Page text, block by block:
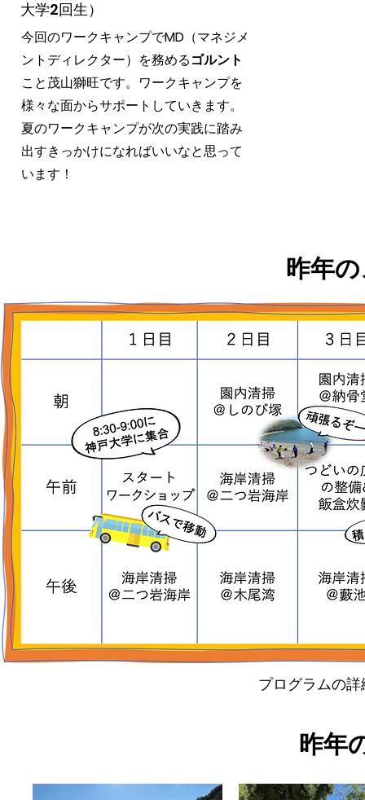
大学2回生）
今回のワークキャンプでMD （マネジメ
ントディレクター）を務めるゴルント
こと茂山獅旺です。ワークキャンプを
様々な面からサポートしていきます。
夏のワークキャンプが次の実践に踏み
出すきっかけになればいいなと思って
います！
昨年
プログラムの
昨年